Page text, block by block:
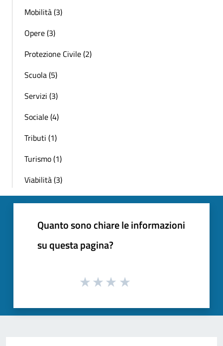
Mobilità (3)
Opere (3)
Protezione Civile (2)
Scuola (5)
Servizi (3)
Sociale (4)
Tributi (1)
Turismo (1)
Viabilità (3)
Quanto sono chiare le informazioni
su questa pagina?